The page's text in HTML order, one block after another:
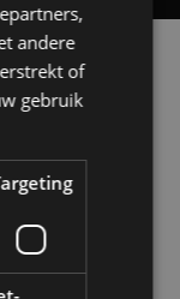
2026?
EX60 – Welke
Z06
jaar Miura met
andere
of
gebruik